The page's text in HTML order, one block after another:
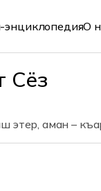
энциклопедияО
Сёз
этер, аман –